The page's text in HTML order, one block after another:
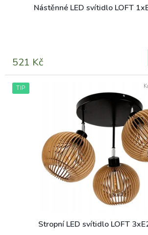
Nástěnné LED svítidlo LOFT
521 Kč
TIP
Stropní LED svítidlo LOFT